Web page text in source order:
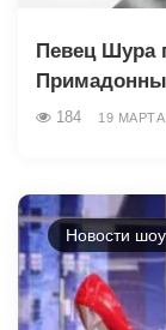
Певец Шура
Примадонны
184 19
Новости